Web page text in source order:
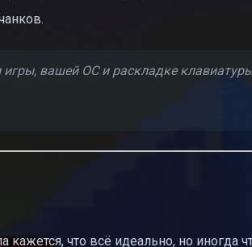
вашей ОС и раскладке
кажется, что всё идеально, но иногда